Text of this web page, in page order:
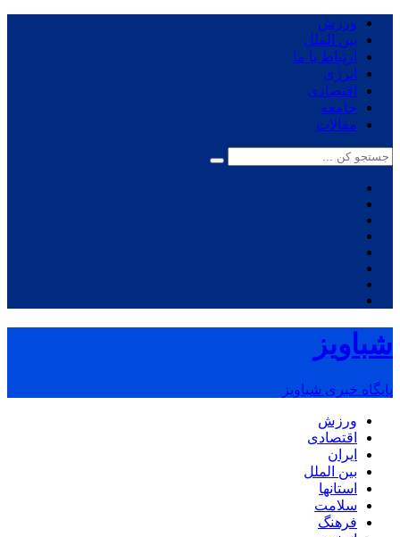
ورزش
بین الملل
ارتباط با ما
انرژی
اقتصادی
جامعه
مقالات
شباویز
پایگاه خبری شباویز
ورزش
اقتصادی
ایران
بین الملل
استانها
سلامت
فرهنگ